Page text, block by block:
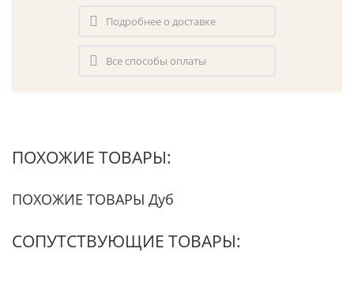
Подробнее о доставке
Все способы оплаты
ПОХОЖИЕ ТОВАРЫ:
ПОХОЖИЕ ТОВАРЫ Дуб
СОПУТСТВУЮЩИЕ ТОВАРЫ: